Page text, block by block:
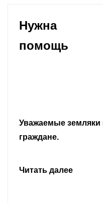
Нужна
помощь
Уважаемые
граждане.
Читать далее